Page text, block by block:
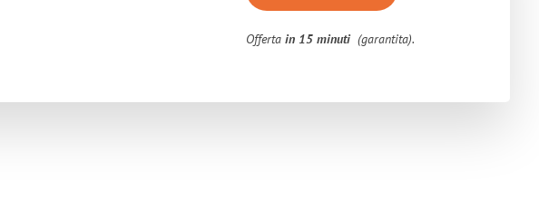
Offertain 15 minuti (garantita).